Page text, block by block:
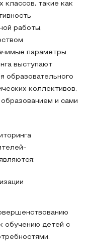
классов, такие как
работы,
параметры.
выступают
образовательного
коллективов,
и сами
обучению детей с